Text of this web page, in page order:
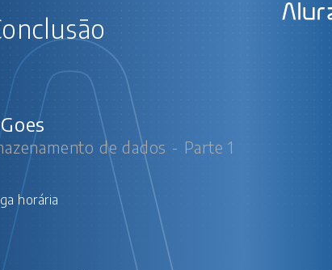
de dados - Parte 1
AULAS DO CURSO
e armazenamento de dados - Parte 1
Cadastro de alunos
Tela de cadastro